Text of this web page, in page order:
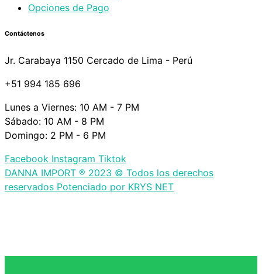
Opciones de Pago
Contáctenos
Jr. Carabaya 1150 Cercado de Lima - Perú
+51 994 185 696
Lunes a Viernes: 10 AM - 7 PM
Sábado: 10 AM - 8 PM
Domingo: 2 PM - 6 PM
Facebook Instagram Tiktok
DANNA IMPORT ® 2023 © Todos los derechos
reservados Potenciado por KRYS NET